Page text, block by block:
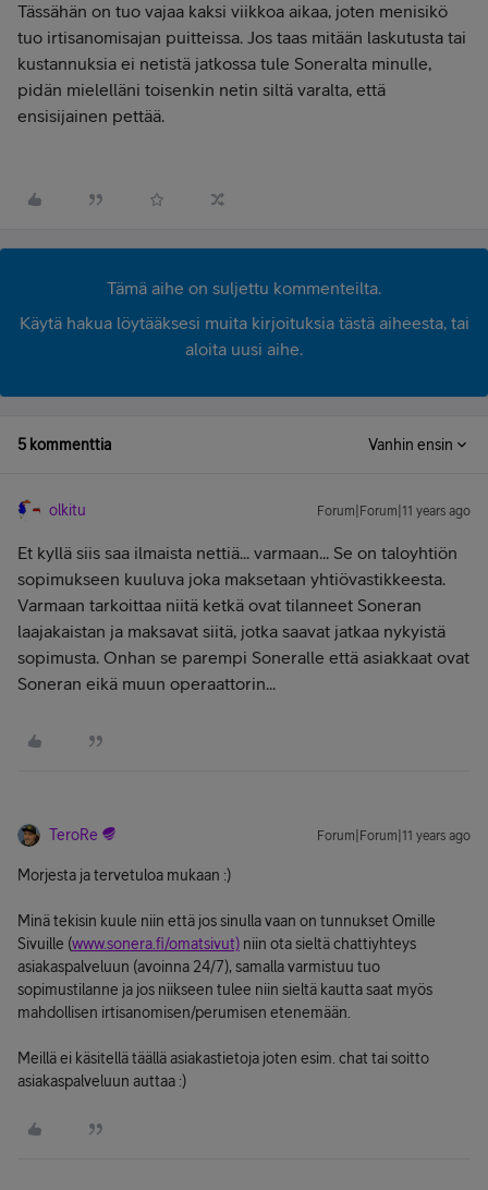
Tässähän on tuo vajaa kaksi viikkoa aikaa, joten menisikö
tuo irtisanomisajan puitteissa. Jos taas mitään laskutusta tai
kustannuksia ei netistä jatkossa tule Soneralta minulle,
pidän mielelläni toisenkin netin siltä varalta, että
ensisijainen pettää.
Tämä aihe on suljettu kommenteilta.
Käytä hakua löytääksesi muita kirjoituksia tästä aiheesta, tai
aloita uusi aihe.
5 kommenttia Vanhin ensin
olkitu Forum|Forum|11 years ago
Et kyllä siis saa ilmaista nettiä... varmaan... Se on taloyhtiön
sopimukseen kuuluva joka maksetaan yhtiövastikkeesta.
Varmaan tarkoittaa niitä ketkä ovat tilanneet Soneran
laajakaistan ja maksavat siitä, jotka saavat jatkaa nykyistä
sopimusta. Onhan se parempi Soneralle että asiakkaat ovat
Soneran eikä muun operaattorin...
TeroRe Forum|Forum|11 years ago
Morjesta ja tervetuloa mukaan :)
Minä tekisin kuule niin että jos sinulla vaan on tunnukset Omille
Sivuille (www.sonera.fi/omatsivut) niin ota sieltä chattiyhteys
asiakaspalveluun (avoinna 24/7), samalla varmistuu tuo
sopimustilanne ja jos niikseen tulee niin sieltä kautta saat myös
mahdollisen irtisanomisen/perumisen etenemään.
Meillä ei käsitellä täällä asiakastietoja joten esim. chat tai soitto
asiakaspalveluun auttaa :)